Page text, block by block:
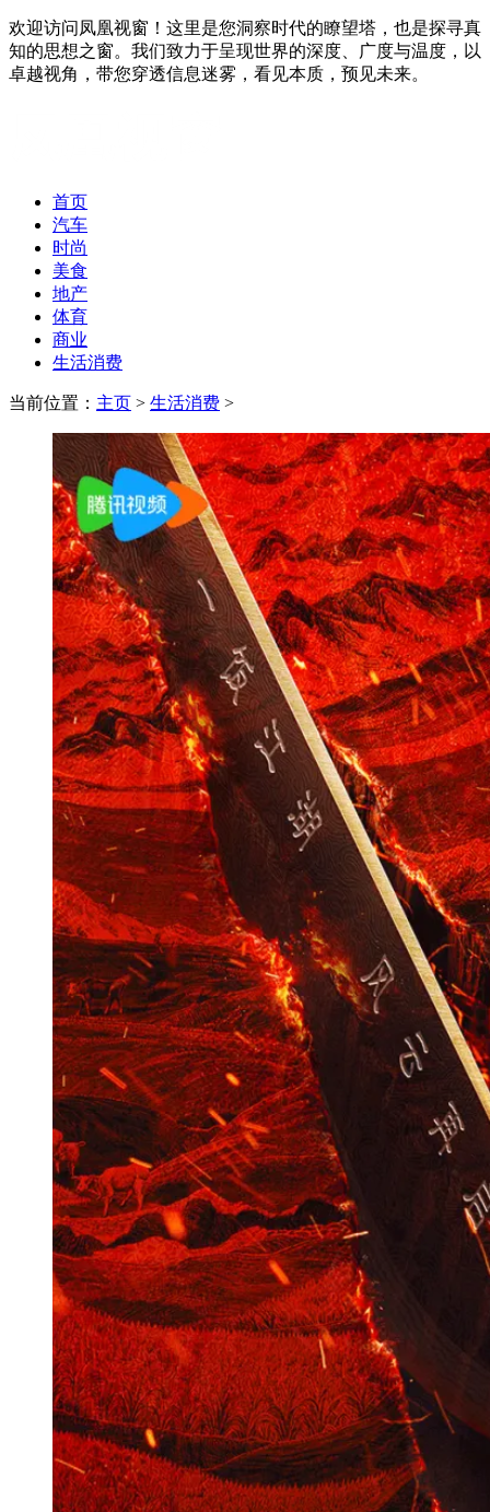
欢迎访问凤凰视窗！这里是您洞察时代的瞭望塔，也是探寻真
知的思想之窗。我们致力于呈现世界的深度、广度与温度，以
卓越视角，带您穿透信息迷雾，看见本质，预见未来。
首页
汽车
时尚
美食
地产
体育
商业
生活消费
当前位置： 主页 > 生活消费 >